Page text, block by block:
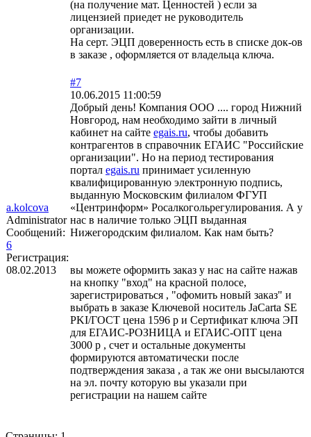
(на получение мат. Ценностей ) если за
лицензией приедет не руководитель
организации.
На серт. ЭЦП доверенность есть в списке док-ов
в заказе , оформляется от владельца ключа.
a.kolcova
Administrator
Сообщений:
6
Регистрация:
08.02.2013
#7
10.06.2015 11:00:59
Добрый день! Компания ООО .... город Нижний
Новгород, нам необходимо зайти в личный
кабинет на сайте egais.ru, чтобы добавить
контрагентов в справочник ЕГАИС "Российские
организации". Но на период тестирования
портал egais.ru принимает усиленную
квалифицированную электронную подпись,
выданную Московским филиалом ФГУП
«Центринформ» Росалкогольрегулирования. А у
нас в наличие только ЭЦП выданная
Нижегородским филиалом. Как нам быть?
вы можете оформить заказ у нас на сайте нажав
на кнопку "вход" на красной полосе,
зарегистрироваться , "офомить новый заказ" и
выбрать в заказе Ключевой носитель JaCarta SE
PKI/ГОСТ цена 1596 р и Cертификат ключа ЭП
для ЕГАИС-РОЗНИЦА и ЕГАИС-ОПТ цена
3000 р , счет и остальные документы
формируются автоматически после
подтверждения заказа , а так же они высылаются
на эл. почту которую вы указали при
регистрации на нашем сайте